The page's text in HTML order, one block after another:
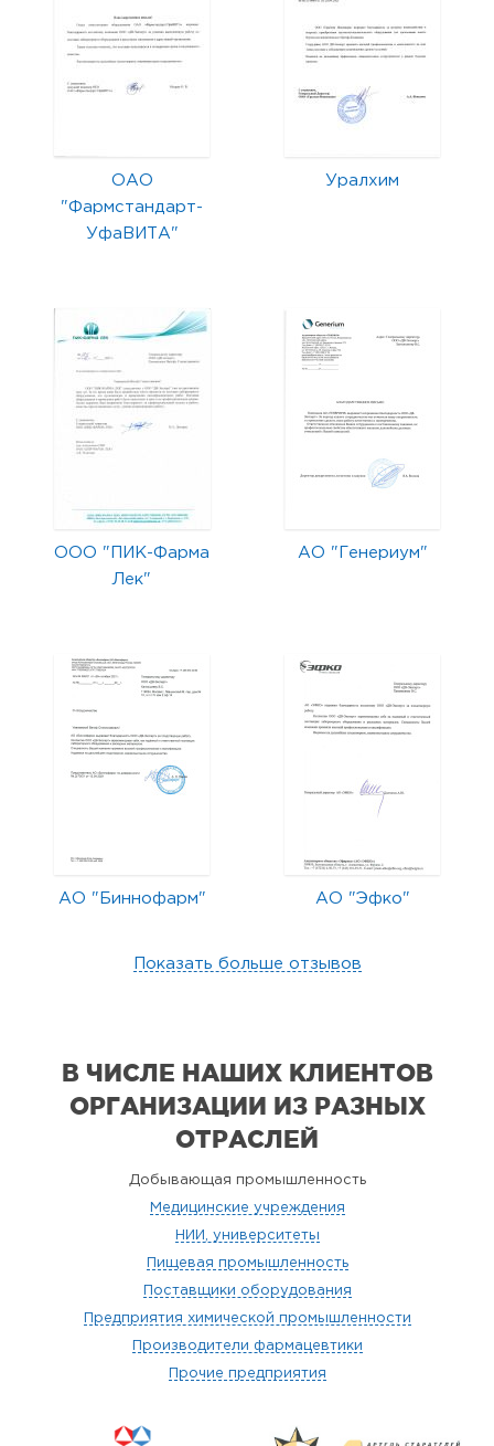
ОАО
"Фармстандарт-
УфаВИТА"
Уралхим
ООО "ПИК-Фарма
Лек"
АО "Генериум"
АО "Биннофарм" АО "Эфко"
Показать больше отзывов
В ЧИСЛЕ НАШИХ КЛИЕНТОВ
ОРГАНИЗАЦИИ ИЗ РАЗНЫХ
ОТРАСЛЕЙ
Добывающая промышленность
Медицинские учреждения
НИИ, университеты
Пищевая промышленность
Поставщики оборудования
Предприятия химической промышленности
Производители фармацевтики
Прочие предприятия